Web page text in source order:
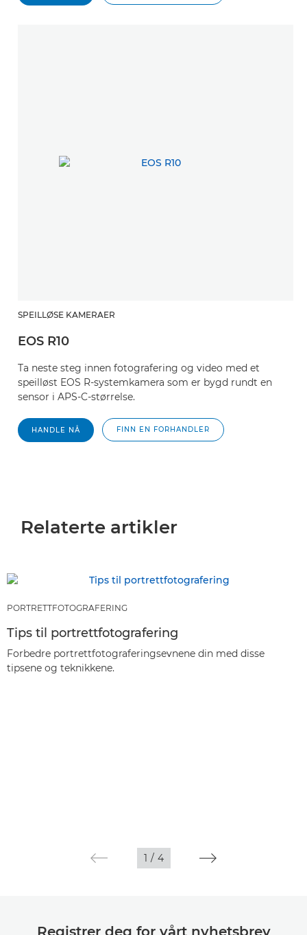
SPEILLØSE KAMERAER
EOS R10
Ta neste steg innen fotografering og video med et
speilløst EOS R-systemkamera som er bygd rundt en
sensor i APS-C-størrelse.
HANDLE NÅ FINN EN FORHANDLER
Relaterte artikler
PORTRETTFOTOGRAFERING
Tips til portrettfotografering
Forbedre portrettfotograferingsevnene din med disse
tipsene og teknikkene.
1 / 4
Registrer deg for vårt nyhetsbrev